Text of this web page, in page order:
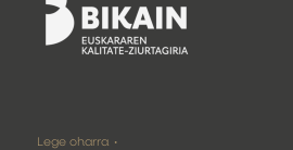
Lege oharra